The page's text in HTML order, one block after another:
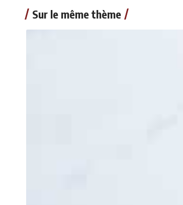
Sur le même thème